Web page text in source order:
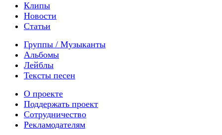
Клипы
Новости
Статьи
Группы / Музыканты
Альбомы
Лейблы
Тексты песен
О проекте
Поддержать проект
Сотрудничество
Рекламодателям